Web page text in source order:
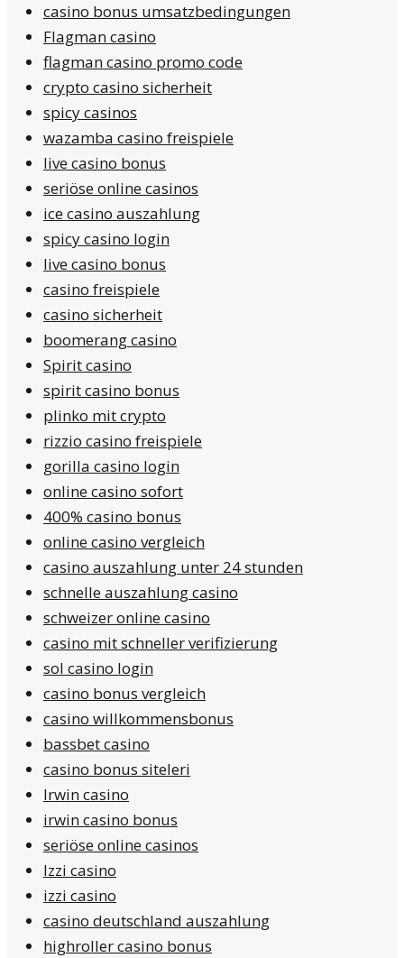
casino bonus umsatzbedingungen
Flagman casino
flagman casino promo code
crypto casino sicherheit
spicy casinos
wazamba casino freispiele
live casino bonus
seriöse online casinos
ice casino auszahlung
spicy casino login
live casino bonus
casino freispiele
casino sicherheit
boomerang casino
Spirit casino
spirit casino bonus
plinko mit crypto
rizzio casino freispiele
gorilla casino login
online casino sofort
400% casino bonus
online casino vergleich
casino auszahlung unter 24 stunden
schnelle auszahlung casino
schweizer online casino
casino mit schneller verifizierung
sol casino login
casino bonus vergleich
casino willkommensbonus
bassbet casino
casino bonus siteleri
Irwin casino
irwin casino bonus
seriöse online casinos
Izzi casino
izzi casino
casino deutschland auszahlung
highroller casino bonus